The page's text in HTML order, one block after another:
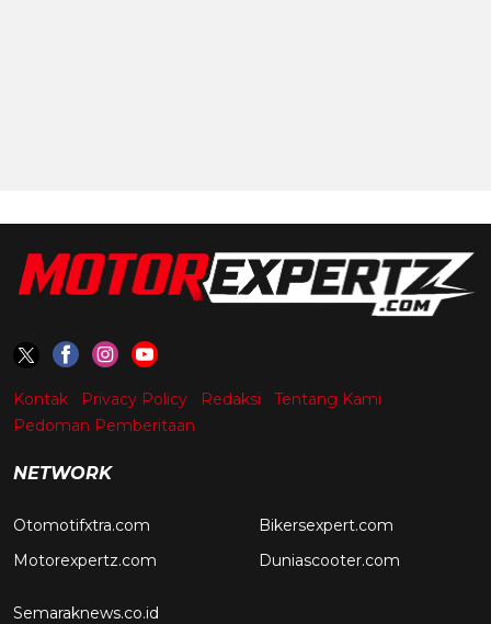
Kontak Privacy Policy Redaksi
Tentang Kami
Pedoman Pemberitaan
NETWORK
Otomotifxtra.com
Motorexpertz.com
Bikersexpert.com
Duniascooter.com
Semaraknews.co.id